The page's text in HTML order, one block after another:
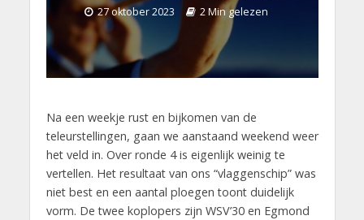
27 oktober 2023 2 Min gelezen
Na een weekje rust en bijkomen van de
teleurstellingen, gaan we aanstaand weekend weer
het veld in. Over ronde 4 is eigenlijk weinig te
vertellen. Het resultaat van ons “vlaggenschip” was
niet best en een aantal ploegen toont duidelijk
vorm. De twee koplopers zijn WSV’30 en Egmond